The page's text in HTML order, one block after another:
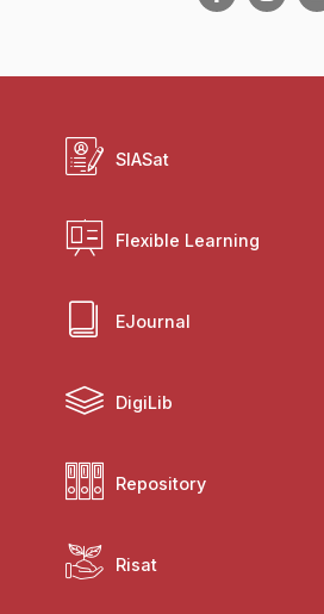
SIASat
Flexible Learning
EJournal
DigiLib
Repository
Risat